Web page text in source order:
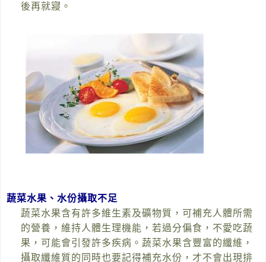
後再就寢。
蔬菜水果、水份攝取不足
蔬菜水果含有許多維生素及礦物質，可補充人體所需
的營養，維持人體生理機能，若過分偏食，不愛吃蔬
果，可能會引發許多疾病。蔬菜水果含豐富的纖維，
攝取纖維質的同時也要記得補充水份，才不會出現排